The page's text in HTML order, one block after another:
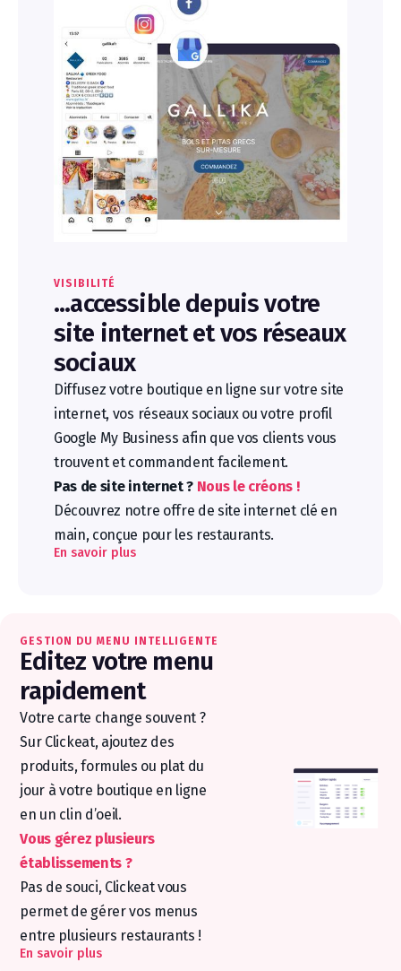
VISIBILITÉ
...accessible depuis votre
site internet et vos réseaux
sociaux
Diffusez votre boutique en ligne sur votre site
internet, vos réseaux sociaux ou votre profil
Google My Business afin que vos clients vous
trouvent et commandent facilement.
Pas de site internet ? Nous le créons !
Découvrez notre offre de site internet clé en
main, conçue pour les restaurants.
En savoir plus
GESTION DU MENU INTELLIGENTE
Editez votre menu
rapidement
Votre carte change souvent ?
Sur Clickeat, ajoutez des
produits, formules ou plat du
jour à votre boutique en ligne
en un clin d’oeil.
Vous gérez plusieurs
établissements ?
Pas de souci, Clickeat vous
permet de gérer vos menus
entre plusieurs restaurants !
En savoir plus